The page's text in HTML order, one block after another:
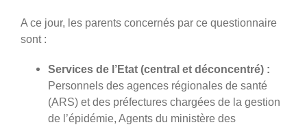
A ce jour, les parents concernés par ce questionnaire
sont :
Services de l’Etat (central et déconcentré) :
Personnels des agences régionales de santé
(ARS) et des préfectures chargées de la gestion
de l’épidémie, Agents du ministère des